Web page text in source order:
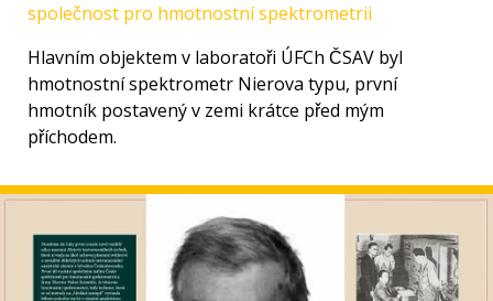
společnost pro hmotnostní spektrometrii
Hlavním objektem v laboratoři ÚFCh ČSAV byl
hmotnostní spektrometr Nierova typu, první
hmotník postavený v zemi krátce před mým
příchodem.